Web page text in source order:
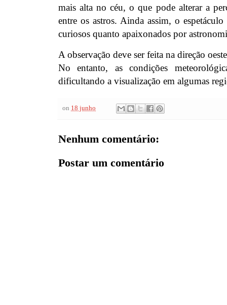
mais alta no céu, o que pode alterar a
entre os astros. Ainda assim, o
curiosos quanto apaixonados por
A observação deve ser feita na direção
No entanto, as condições
dificultando a visualização em algumas
on 18 junho
Nenhum comentário:
Postar um comentário